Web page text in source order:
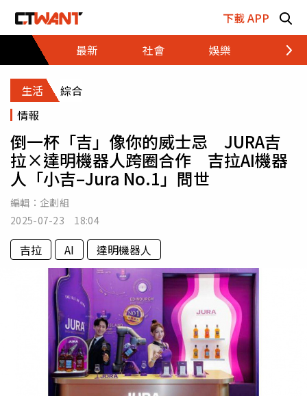
下載 APP
最新
社會 娛樂 財經
生活
綜合
情報
倒一杯「吉」像你的威士忌 JURA吉
拉×達明機器人跨圈合作 吉拉AI機器
人「小吉–Jura No.1」問世
編輯： 企劃組
2025-07-23 18:04
吉拉 AI 達明機器人